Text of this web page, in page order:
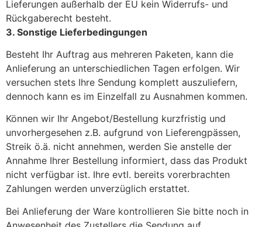
Lieferungen außerhalb der EU kein Widerrufs- und
Rückgaberecht besteht.
3. Sonstige Lieferbedingungen
Besteht Ihr Auftrag aus mehreren Paketen, kann die
Anlieferung an unterschiedlichen Tagen erfolgen. Wir
versuchen stets Ihre Sendung komplett auszuliefern,
dennoch kann es im Einzelfall zu Ausnahmen kommen.
Können wir Ihr Angebot/Bestellung kurzfristig und
unvorhergesehen z.B. aufgrund von Lieferengpässen,
Streik ö.ä. nicht annehmen, werden Sie anstelle der
Annahme Ihrer Bestellung informiert, dass das Produkt
nicht verfügbar ist. Ihre evtl. bereits vorerbrachten
Zahlungen werden unverzüglich erstattet.
Bei Anlieferung der Ware kontrollieren Sie bitte noch in